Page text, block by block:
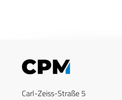
Carl-Zeiss-Straße 5